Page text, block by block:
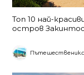
Топ 10 най-
остров Закинтос